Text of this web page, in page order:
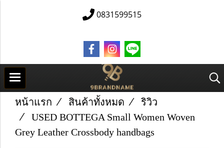
0831599515
หน้าแรก สินค้าทั้งหมด
ริวิว
U​S​E​D B​O​T​T​E​G​A Small Women Woven
Grey Leather Crossbody handbags